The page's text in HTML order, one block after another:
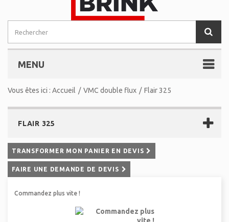
MENU
Vous êtes ici : Accueil / VMC double flux / Flair 325
FLAIR 325
TRANSFORMER MON PANIER EN DEVIS
FAIRE UNE DEMANDE DE DEVIS
Commandez plus vite !